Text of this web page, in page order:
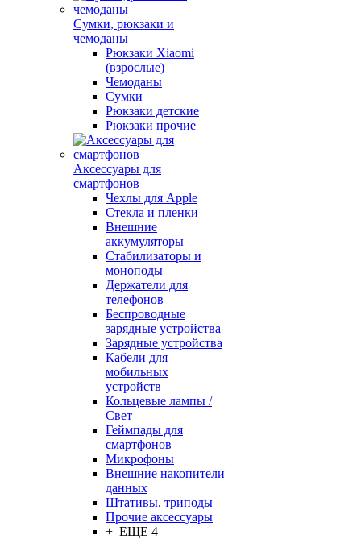
Сумки, рюкзаки и
чемоданы
Рюкзаки Xiaomi
(взрослые)
Чемоданы
Сумки
Рюкзаки детские
Рюкзаки прочие
Аксессуары для
смартфонов
Чехлы для Apple
Стекла и пленки
Внешние
аккумуляторы
Стабилизаторы и
моноподы
Держатели для
телефонов
Беспроводные
зарядные устройства
Зарядные устройства
Кабели для
мобильных
устройств
Кольцевые лампы /
Свет
Геймпады для
смартфонов
Микрофоны
Внешние накопители
данных
Штативы, триподы
Прочие аксессуары
+ ЕЩЕ 4